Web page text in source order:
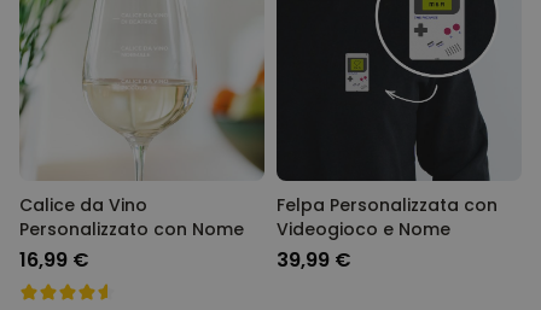
Calice da Vino
Personalizzato con Nome
16,99 €
Felpa Personalizzata con
Videogioco e Nome
39,99 €